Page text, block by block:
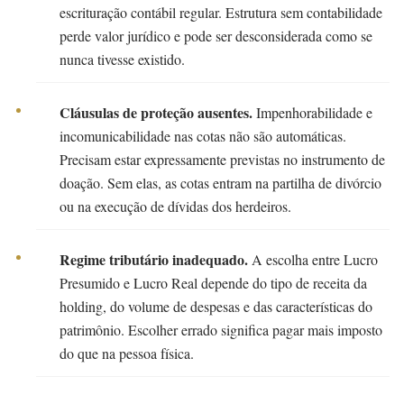
escrituração contábil regular. Estrutura sem contabilidade
perde valor jurídico e pode ser desconsiderada como se
nunca tivesse existido.
Cláusulas de proteção ausentes.Impenhorabilidade e
incomunicabilidade nas cotas não são automáticas.
Precisam estar expressamente previstas no instrumento de
doação. Sem elas, as cotas entram na partilha de divórcio
ou na execução de dívidas dos herdeiros.
Regime tributário inadequado. A escolha entre Lucro
Presumido e Lucro Real depende do tipo de receita da
holding, do volume de despesas e das características do
patrimônio. Escolher errado significa pagar mais imposto
do que na pessoa física.